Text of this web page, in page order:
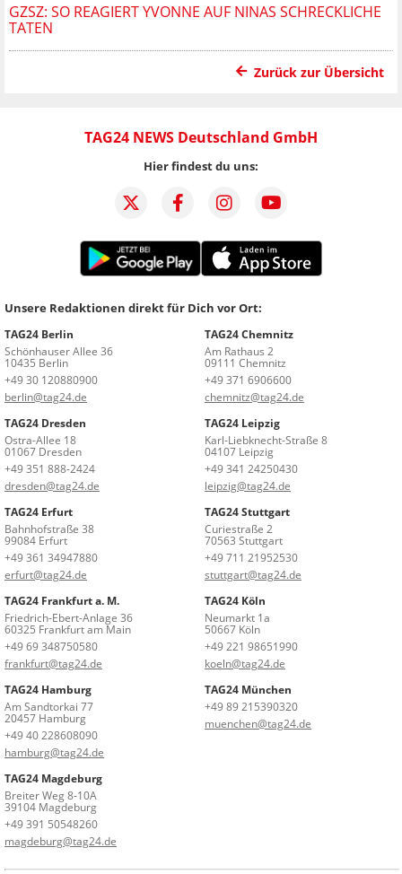
GZSZ: SO REAGIERT YVONNE AUF NINAS SCHRECKLICHE
TATEN
Zurück zur Übersicht
TAG24 NEWS Deutschland GmbH
Hier findest du uns:
Unsere Redaktionen direkt für Dich vor Ort:
TAG24 Berlin
Schönhauser Allee 36
10435 Berlin
+49 30 120880900
berlin@tag24.de
TAG24 Chemnitz
Am Rathaus 2
09111 Chemnitz
+49 371 6906600
chemnitz@tag24.de
TAG24 Dresden
Ostra-Allee 18
01067 Dresden
+49 351 888-2424
dresden@tag24.de
TAG24 Leipzig
Karl-Liebknecht-Straße 8
04107 Leipzig
+49 341 24250430
leipzig@tag24.de
TAG24 Erfurt
Bahnhofstraße 38
99084 Erfurt
+49 361 34947880
erfurt@tag24.de
TAG24 Stuttgart
Curiestraße 2
70563 Stuttgart
+49 711 21952530
stuttgart@tag24.de
TAG24 Frankfurt a. M.
Friedrich-Ebert-Anlage 36
60325 Frankfurt am Main
+49 69 348750580
frankfurt@tag24.de
TAG24 Köln
Neumarkt 1a
50667 Köln
+49 221 98651990
koeln@tag24.de
TAG24 Hamburg
Am Sandtorkai 77
20457 Hamburg
+49 40 228608090
hamburg@tag24.de
TAG24 München
+49 89 215390320
muenchen@tag24.de
TAG24 Magdeburg
Breiter Weg 8-10A
39104 Magdeburg
+49 391 50548260
magdeburg@tag24.de